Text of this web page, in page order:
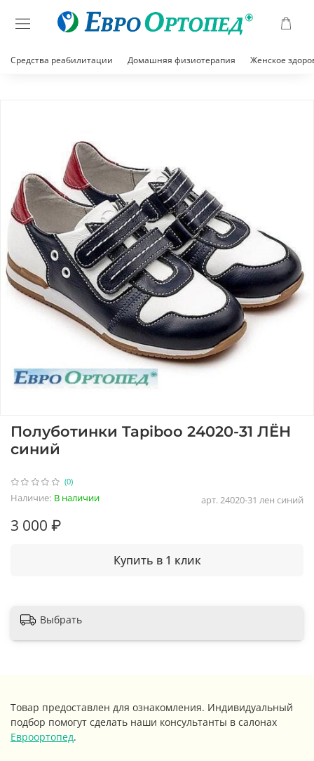
Средства реабилитации Домашняя физиотерапия Женское
(0)
арт.24020-31 лен синий
Наличие: В наличии
Полуботинки Tapiboo 24020-31 ЛЁН
синий
3 000 ₽
Купить в 1 клик
Выбрать
Товар предоставлен для ознакомления. Индивидуальный
подбор помогут сделать наши консультанты в салонах
Евроортопед.